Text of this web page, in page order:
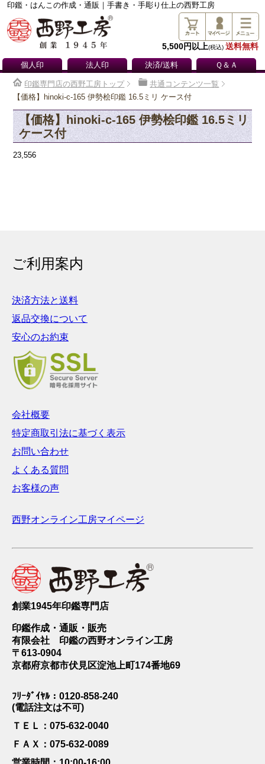
印鑑・はんこの作成・通販｜手書き・手彫り仕上の西野工房
5,500円以上(税込) 送料無料
個人印 法人印 決済/送料 Ｑ＆Ａ
印鑑専門店の西野工房トップ
共通コンテンツ一覧
【価格】hinoki-c-165 伊勢桧印鑑 16.5ミリ ケース付
【価格】hinoki-c-165 伊勢桧印鑑 16.5ミリ
ケース付
23,556
ご利用案内
決済方法と送料
返品交換について
安心のお約束
会社概要
特定商取引法に基づく表示
お問い合わせ
よくある質問
お客様の声
西野オンライン工房マイページ
創業1945年印鑑専門店
印鑑作成・通販・販売
有限会社 印鑑の西野オンライン工房
〒613-0904
京都府京都市伏見区淀池上町174番地69
ﾌﾘｰﾀﾞｲﾔﾙ：0120-858-240
(電話注文は不可)
ＴＥＬ：075-632-0040
ＦＡＸ：075-632-0089